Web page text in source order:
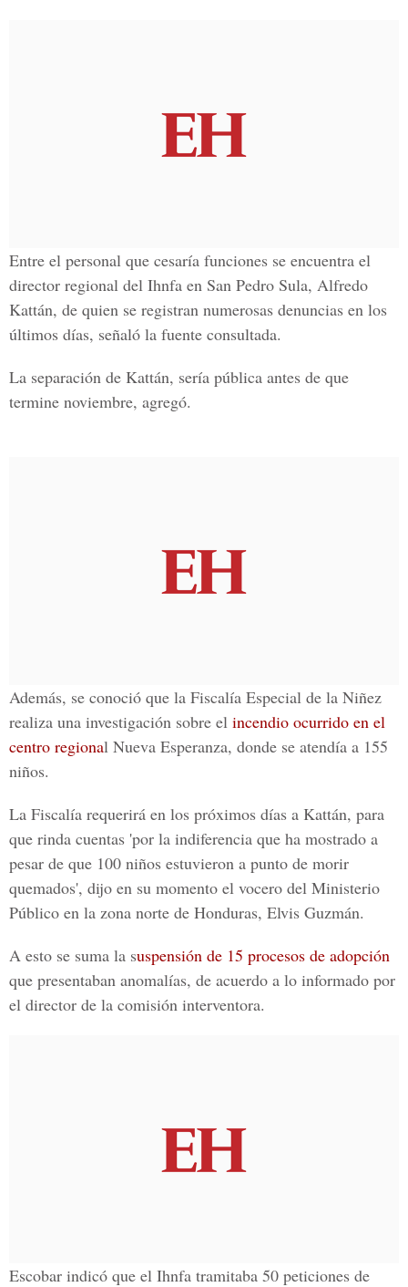
Entre el personal que cesaría funciones se encuentra el
director regional del Ihnfa en San Pedro Sula, Alfredo
Kattán, de quien se registran numerosas denuncias en los
últimos días, señaló la fuente consultada.
La separación de Kattán, sería pública antes de que
termine noviembre, agregó.
Además, se conoció que la Fiscalía Especial de la Niñez
realiza una investigación sobre el incendio ocurrido en el
centro regional Nueva Esperanza, donde se atendía a 155
niños.
La Fiscalía requerirá en los próximos días a Kattán, para
que rinda cuentas 'por la indiferencia que ha mostrado a
pesar de que 100 niños estuvieron a punto de morir
quemados', dijo en su momento el vocero del Ministerio
Público en la zona norte de Honduras, Elvis Guzmán.
A esto se suma la suspensión de 15 procesos de adopción
que presentaban anomalías, de acuerdo a lo informado por
el director de la comisión interventora.
Escobar indicó que el Ihnfa tramitaba 50 peticiones de